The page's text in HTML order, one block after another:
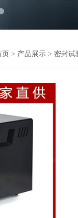
页 > 产品展示 > 密封试